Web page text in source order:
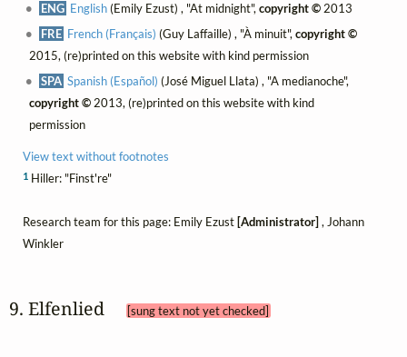
ENG English(Emily Ezust) , "At midnight",copyright ©2013
FRE French (Français) (Guy Laffaille) , "À minuit",copyright ©
2015, (re)printed on this website with kind permission
SPA Spanish (Español) (José Miguel Llata) , "A medianoche",
copyright ©2013, (re)printed on this website with kind
permission
View text without footnotes
1Hiller: "Finst're"
Research team for this page: Emily Ezust[Administrator], Johann
Winkler
9. Elfenlied [sung text not yet checked]